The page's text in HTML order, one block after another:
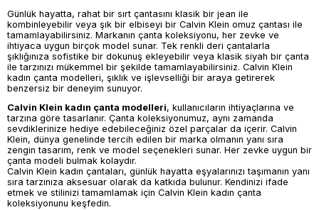
Günlük hayatta, rahat bir sırt çantasını klasik bir jean ile
kombinleyebilir veya şık bir elbiseyi bir Calvin Klein omuz çantası ile
tamamlayabilirsiniz. Markanın çanta koleksiyonu, her zevke ve
ihtiyaca uygun birçok model sunar. Tek renkli deri çantalarla
şıklığınıza sofistike bir dokunuş ekleyebilir veya klasik siyah bir çanta
ile tarzınızı mükemmel bir şekilde tamamlayabilirsiniz. Calvin Klein
kadın çanta modelleri, şıklık ve işlevselliği bir araya getirerek
benzersiz bir deneyim sunuyor.
Calvin Klein kadın çanta modelleri, kullanıcıların ihtiyaçlarına ve
tarzına göre tasarlanır. Çanta koleksiyonumuz, aynı zamanda
sevdiklerinize hediye edebileceğiniz özel parçalar da içerir. Calvin
Klein, dünya genelinde tercih edilen bir marka olmanın yanı sıra
zengin tasarım, renk ve model seçenekleri sunar. Her zevke uygun bir
çanta modeli bulmak kolaydır.
Calvin Klein kadın çantaları, günlük hayatta eşyalarınızı taşımanın yanı
sıra tarzınıza aksesuar olarak da katkıda bulunur. Kendinizi ifade
etmek ve stilinizi tamamlamak için Calvin Klein kadın çanta
koleksiyonunu keşfedin.